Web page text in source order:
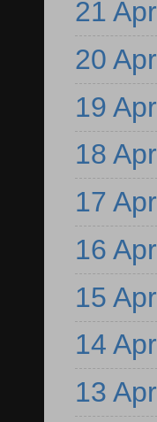
21 Apr
20 Apr
19 Apr
18 Apr
17 Apr
16 Apr
15 Apr
14 Apr
13 Apr